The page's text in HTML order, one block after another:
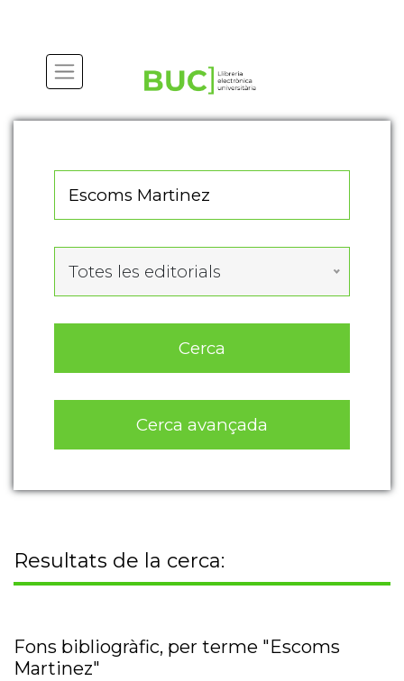
Totes les editorials
Cerca
Cerca avançada
Resultats de la cerca:
Fons bibliogràfic, per terme "Escoms
Martinez"